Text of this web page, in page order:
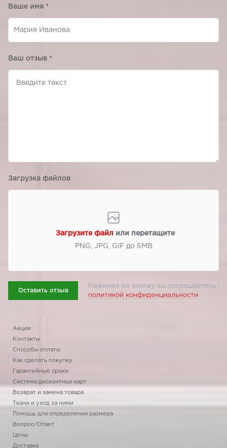
Ваше имя *
Ваш отзыв *
Загрузка файлов
Загрузите файл или перетащите
PNG, JPG, GIF до 5МВ
Оставить отзыв
Нажимая на кнопку вы соглашаетесь с
политикой конфиденциальности
Акции
Контакты
Способы оплаты
Как сделать покупку
Гарантийные сроки
Система дисконтных карт
Возврат и замена товара
Ткани и уход за ними
Помощь для определения размера
Вопрос/Ответ
Цены
Доставка